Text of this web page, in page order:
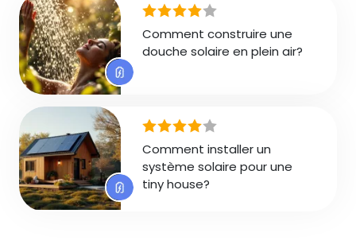
Comment construire une
douche solaire en plein air?
Comment installer un
système solaire pour une
tiny house?